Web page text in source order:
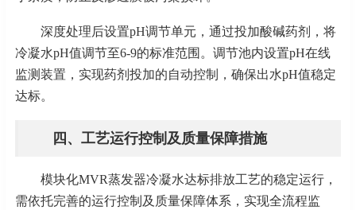
深度处理后设置pH调节单元，通过投加酸碱药剂，将
冷凝水pH值调节至6-9的标准范围。调节池内设置pH在线
监测装置，实现药剂投加的自动控制，确保出水pH值稳定
达标。
四、工艺运行控制及质量保障措施
模块化MVR蒸发器冷凝水达标排放工艺的稳定运行，
需依托完善的运行控制及质量保障体系，实现全流程监